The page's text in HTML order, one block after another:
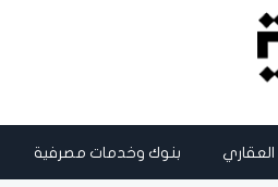
العقاري بنوك وخدمات مصرفية